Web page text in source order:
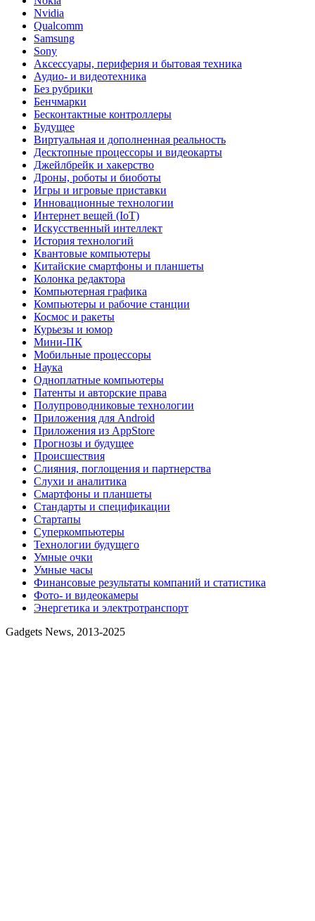
Nvidia
Qualcomm
Samsung
Sony
Аксессуары, периферия и бытовая техника
Аудио- и видеотехника
Без рубрики
Бенчмарки
Бесконтактные контроллеры
Будущее
Виртуальная и дополненная реальность
Десктопные процессоры и видеокарты
Джейлбрейк и хакерство
Дроны, роботы и биоботы
Игры и игровые приставки
Инновационные технологии
Интернет вещей (IoT)
Искусственный интеллект
История технологий
Квантовые компьютеры
Китайские смартфоны и планшеты
Колонка редактора
Компьютерная графика
Компьютеры и рабочие станции
Космос и ракеты
Курьезы и юмор
Мини-ПК
Мобильные процессоры
Наука
Одноплатные компьютеры
Патенты и авторские права
Полупроводниковые технологии
Приложения для Android
Приложения из AppStore
Прогнозы и будущее
Происшествия
Слияния, поглощения и партнерства
Слухи и аналитика
Смартфоны и планшеты
Стандарты и спецификации
Стартапы
Суперкомпьютеры
Технологии будущего
Умные очки
Умные часы
Финансовые результаты компаний и статистика
Фото- и видеокамеры
Энергетика и электротранспорт
Gadgets News, 2013-2025